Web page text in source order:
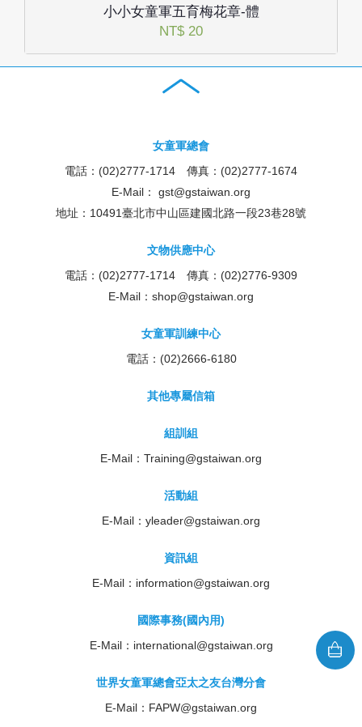
小小女童軍五育梅花章-體
NT$ 20
女童軍總會
電話：(02)2777-1714 傳真：(02)2777-1674
E-Mail： gst@gstaiwan.org
地址：10491臺北市中山區建國北路一段23巷28號
文物供應中心
電話：(02)2777-1714 傳真：(02)2776-9309
E-Mail： shop@gstaiwan.org
女童軍訓練中心
電話：(02)2666-6180
其他專屬信箱
組訓組
E-Mail： Training@gstaiwan.org
活動組
E-Mail： yleader@gstaiwan.org
資訊組
E-Mail： information@gstaiwan.org
國際事務(國內用)
E-Mail： international@gstaiwan.org
世界女童軍總會亞太之友台灣分會
E-Mail： FAPW@gstaiwan.org